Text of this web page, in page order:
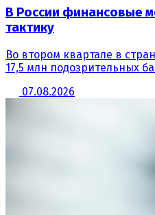
В России финансовые
тактику
Во втором квартале в
17,5 млн подозрительных
07.08.2026